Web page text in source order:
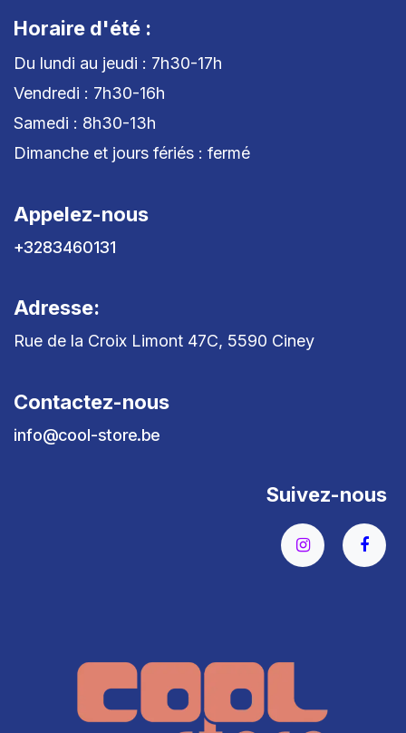
Horaire d'été :
Du lundi au jeudi : 7h30-17h
Vendredi : 7h30-16h
Samedi : 8h30-13h
Dimanche et jours fériés : fermé
Appelez-nous
+3283460131
Adresse:
Rue de la Croix Limont 47C, 5590 Ciney
Contactez-nous
info@cool-store.be
Suivez-nous